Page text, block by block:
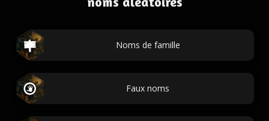
Noms de famille
Faux noms